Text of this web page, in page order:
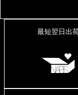
最短翌日出